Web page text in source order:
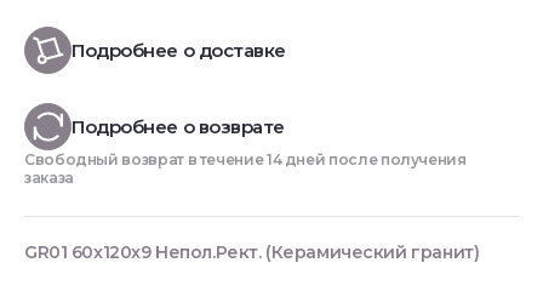
Подробнее о доставке
Подробнее о возврате
Свободный возврат в течение 14 дней после получения
заказа
GR01 60x120x9 Непол.Рект. (Керамический гранит)